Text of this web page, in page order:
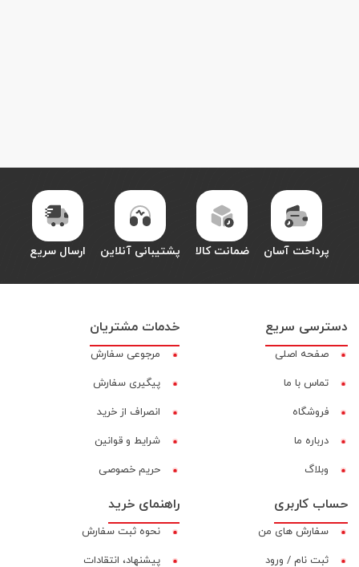
پرداخت آسان ضمانت کالا پشتیبانی آنلاین ارسال سریع
دسترسی سریع
صفحه اصلی
تماس با ما
فروشگاه
درباره ما
وبلاگ
خدمات مشتریان
مرجوعی سفارش
پیگیری سفارش
انصراف از خرید
شرایط و قوانین
حریم خصوصی
حساب کاربری
سفارش های من
ثبت نام / ورود
راهنمای خرید
نحوه ثبت سفارش
پیشنهاد، انتقادات